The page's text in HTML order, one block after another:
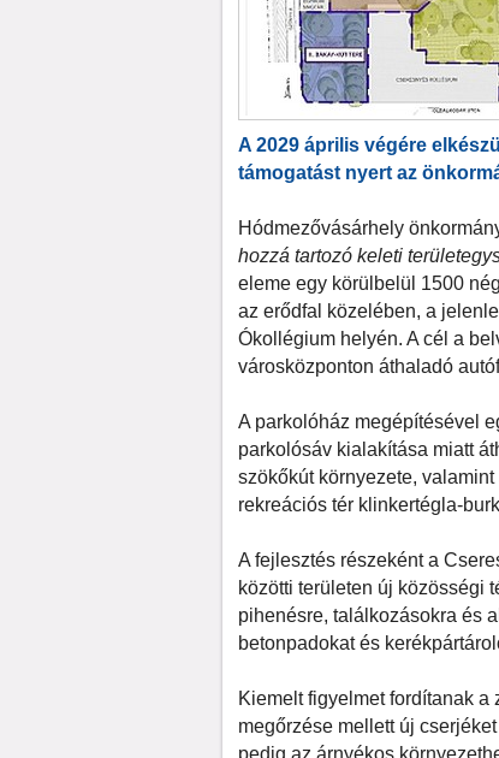
A 2029 április végére
támogatást nyert az
Hódmezővásárhely
hozzá tartozó keleti
eleme egy körülbelül 1500
az erődfal közelében, a
Ókollégium helyén. A cél a
városközponton áthaladó
A parkolóház megépítésével
parkolósáv kialakítása miatt
szökőkút környezete,
rekreációs tér klinkertégla-
A fejlesztés részeként a
közötti területen új közösségi
pihenésre, találkozásokra és
betonpadokat és
Kiemelt figyelmet fordítanak
megőrzése mellett új
pedig az árnyékos